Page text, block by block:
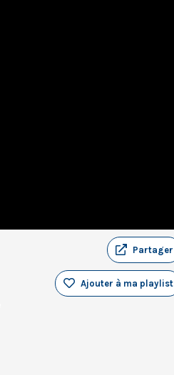
Partager
Ajouter à ma playlist